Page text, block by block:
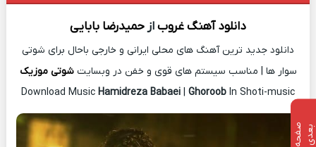
دانلود آهنگغروبازحمیدرضا بابایی
دانلود جدید ترین آهنگ های محلی ایرانی و خارجی باحال برای شوتی
سوار ها | مناسب سیستم های قوی و خفن در وبسایتشوتی موزیک
Download Music Hamidreza Babaei | Ghoroob In Shoti-music
ص
ف
ح
ه ب ع
د ی